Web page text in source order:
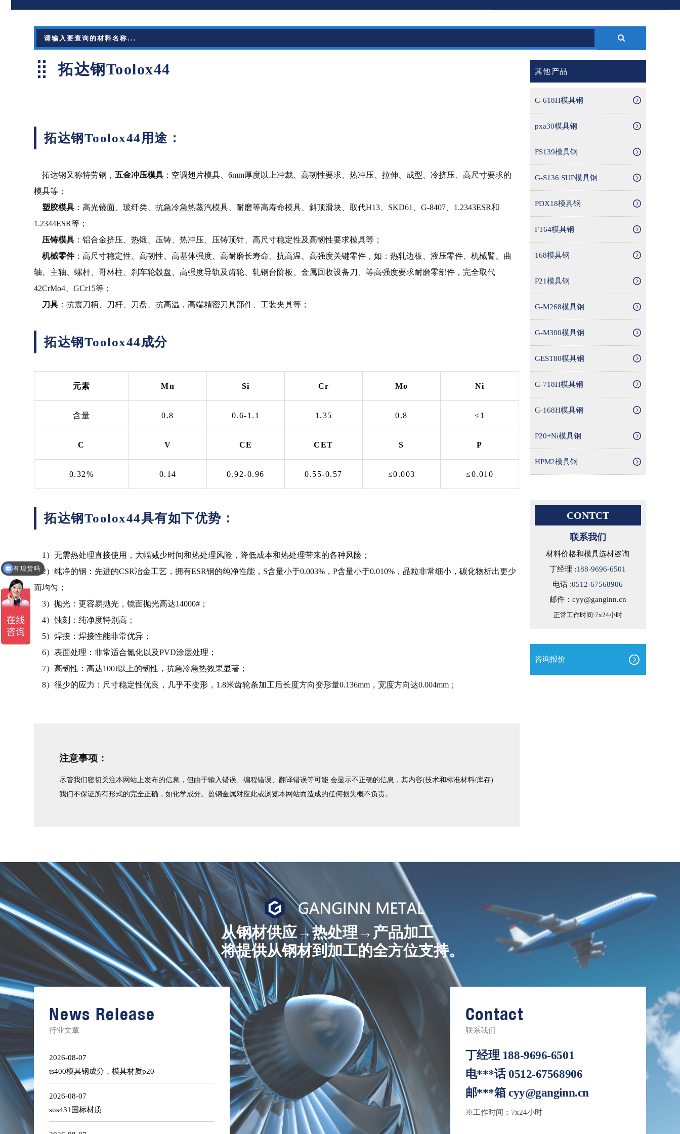
拓达钢Toolox44
拓达钢Toolox44用途：
拓达钢又称特劳钢， 五金冲压模具 ：空调翅片模具、6mm厚度以上冲裁、高韧性要求、热冲压、拉伸、成型、冷挤压、高尺寸要求的
模具等；
塑胶模具 ：高光镜面、玻纤类、抗急冷急热蒸汽模具、耐磨等高寿命模具、斜顶滑块、取代H13、SKD61、G-8407、1.2343ESR和
1.2344ESR等；
压铸模具 ：铝合金挤压、热锻、压铸、热冲压、压铸顶针、高尺寸稳定性及高韧性要求模具等；
机械零件：高尺寸稳定性、高韧性、高基体强度、高耐磨长寿命、抗高温、高强度关键零件，如：热轧边板、液压零件、机械臂、曲
轴、主轴、螺杆、哥林柱、刹车轮毂盘、高强度导轨及齿轮、轧钢台阶板、金属回收设备刀、等高强度要求耐磨零部件，完全取代
42CrMo4、GCr15等；
刀具 ：抗震刀柄、刀杆、刀盘、抗高温，高端精密刀具部件、工装夹具等；
拓达钢Toolox44成分
元素 Mn Si Cr Mo Ni
含量 0.8 0.6-1.1 1.35 0.8 ≤1
C V CE CET S P
0.32% 0.14 0.92-0.96 0.55-0.57 ≤0.003 ≤0.010
拓达钢Toolox44具有如下优势：
1）无需热处理直接使用，大幅减少时间和热处理风险，降低成本和热处理带来的各种风险；
2）纯净的钢：先进的CSR冶金工艺，拥有ESR钢的纯净性能，S含量小于0.003%，P含量小于0.010%，晶粒非常细小，碳化物析出更少
而均匀；
3）抛光：更容易抛光，镜面抛光高达14000#；
4）蚀刻：纯净度特别高；
5）焊接：焊接性能非常优异；
6）表面处理：非常适合氮化以及PVD涂层处理；
7）高韧性：高达100J以上的韧性，抗急冷急热效果显著；
8）很少的应力：尺寸稳定性优良，几乎不变形，1.8米齿轮条加工后长度方向变形量0.136mm，宽度方向达0.004mm；
注意事项：
尽管我们密切关注本网站上发布的信息，但由于输入错误、编程错误、翻译错误等可能 会显示不正确的信息，其内容(技术和标准材料/库存)
我们不保证所有形式的完全正确，如化学成分。盈钢金属对应此或浏览本网站而造成的任何损失概不负责。
其他产品
G-618H模具钢
pxa30模具钢
FS139模具钢
G-S136 SUP模具钢
PDX18模具钢
FT64模具钢
168模具钢
P21模具钢
G-M268模具钢
G-M300模具钢
GEST80模具钢
G-718H模具钢
G-168H模具钢
P20+Ni模具钢
HPM2模具钢
CONTCT
联系我们
材料价格和模具选材咨询
丁经理 :188-9696-6501
电话 :0512-67568906
邮件：cyy@ganginn.cn
正常工作时间:7x24小时
咨询报价
进
口
镍
从钢材供应→热处理→产品加工
将提供从钢材到加工的全方位支持。
News Release
行业文章
2026-08-07
ts400模具钢成分，模具材质p20
2026-08-07
sus431国标材质
Contact
联系我们
丁经理 188-9696-6501
电***话0512-67568906
邮***箱cyy@ganginn.cn
※工作时间：7x24小时
有现货吗